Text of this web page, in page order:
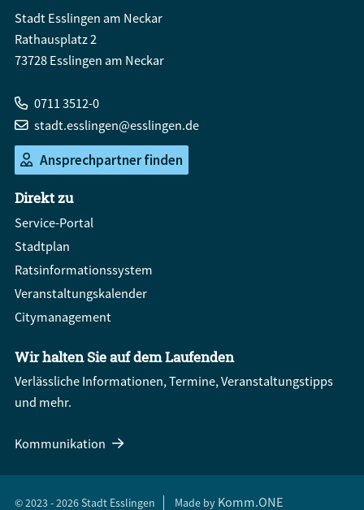
Stadt Esslingen am Neckar
Rathausplatz 2
73728 Esslingen am Neckar
0711 3512-0
stadt.esslingen@esslingen.de
Ansprechpartner finden
Direkt zu
Service-Portal
Stadtplan
Ratsinformationssystem
Veranstaltungskalender
Citymanagement
Wir halten Sie auf dem Laufenden
Verlässliche Informationen, Termine, Veranstaltungstipps
und mehr.
Kommunikation
© 2023 - 2026 Stadt Esslingen Made by Komm.ONE